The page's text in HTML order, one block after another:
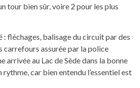
tour bien sûr, voire 2 pour les plus
: fléchages, balisage du circuit par des
carrefours assurée par la police
arrivée au Lac de Sède dans la bonne
rythme, car bien entendu l’essentiel est